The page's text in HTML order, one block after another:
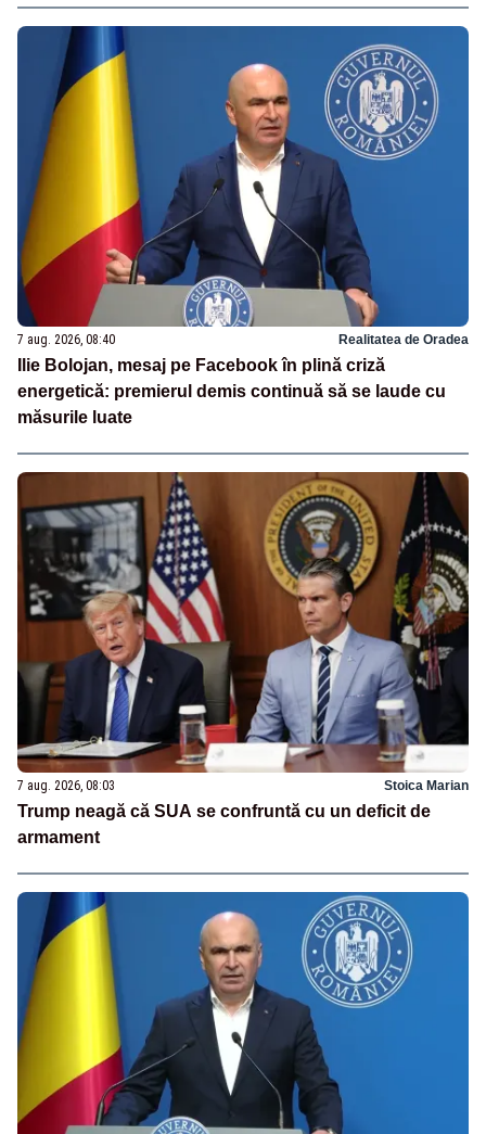
7 aug. 2026, 08:40 Realitatea de Oradea
Ilie Bolojan, mesaj pe Facebook în plină criză
energetică: premierul demis continuă să se laude cu
măsurile luate
7 aug. 2026, 08:03 Stoica Marian
Trump neagă că SUA se confruntă cu un deficit de
armament